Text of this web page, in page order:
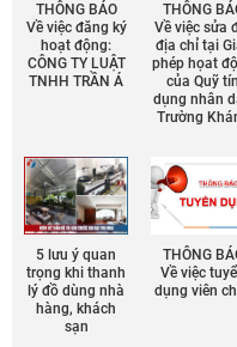
THÔNG BÁO
Về việc đăng ký
hoạt động:
CÔNG TY LUẬT
TNHH TRẦN Á
THÔNG
Về việc sửa
địa chỉ tại
phép họat
của Quỹ tín
dụng nhân
Trường
5 lưu ý quan
trọng khi thanh
lý đồ dùng nhà
hàng, khách
sạn
THÔNG
Về việc
dụng viên